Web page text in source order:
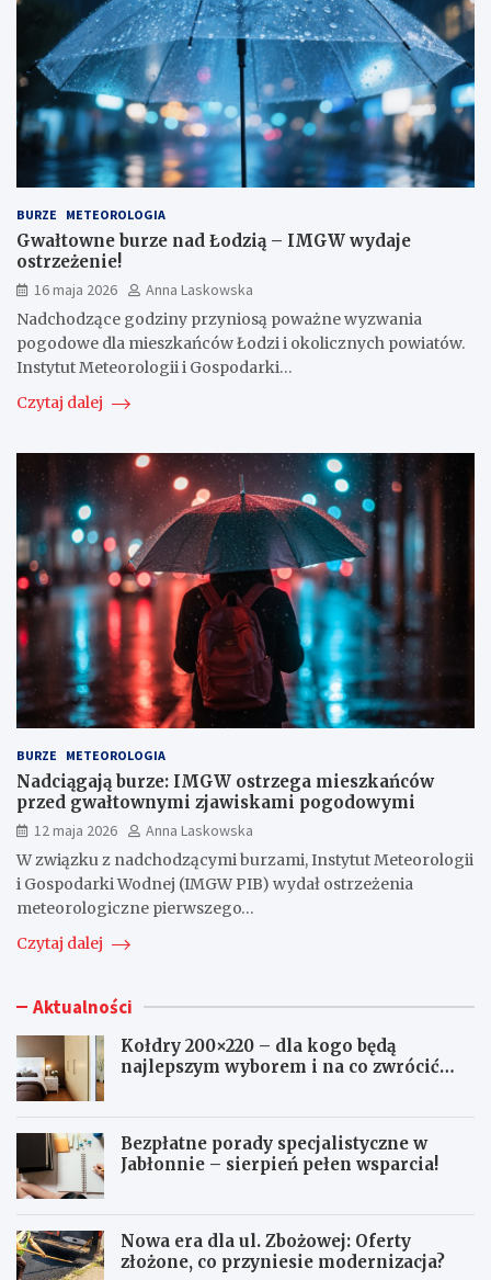
BURZE METEOROLOGIA
Gwałtowne burze nad Łodzią – IMGW wydaje
ostrzeżenie!
16 maja 2026
Anna Laskowska
Nadchodzące godziny przyniosą poważne wyzwania
pogodowe dla mieszkańców Łodzi i okolicznych powiatów.
Instytut Meteorologii i Gospodarki…
Czytaj dalej
BURZE METEOROLOGIA
Nadciągają burze: IMGW ostrzega mieszkańców
przed gwałtownymi zjawiskami pogodowymi
12 maja 2026
Anna Laskowska
W związku z nadchodzącymi burzami, Instytut Meteorologii
i Gospodarki Wodnej (IMGW PIB) wydał ostrzeżenia
meteorologiczne pierwszego…
Czytaj dalej
Aktualności
Kołdry 200×220 – dla kogo będą
najlepszym wyborem i na co zwrócić
Bezpłatne porady specjalistyczne w
Jabłonnie – sierpień pełen wsparcia!
Nowa era dla ul. Zbożowej: Oferty
złożone, co przyniesie modernizacja?